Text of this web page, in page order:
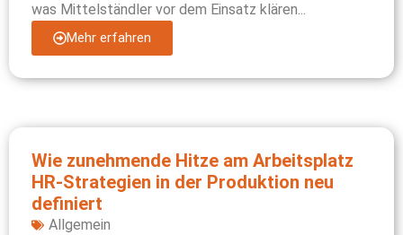
was Mittelständler vor dem Einsatz klären...
Mehr erfahren
Wie zunehmende Hitze am Arbeitsplatz
HR‑Strategien in der Produktion neu
definiert
Allgemein